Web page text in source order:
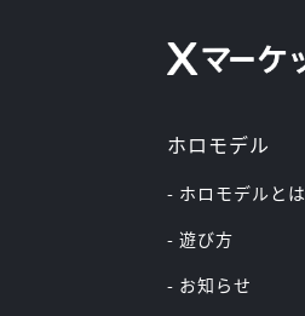
ホロモデル
- ホロモデルとは
- 遊び方
- お知らせ